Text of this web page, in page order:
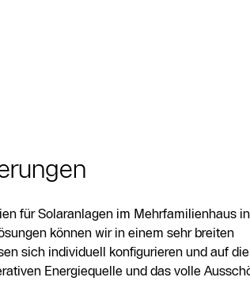
für Solaranlagen im Mehrfamilienhaus in
können wir in einem sehr breiten
sich individuell konfigurieren und auf die
Energiequelle und das volle